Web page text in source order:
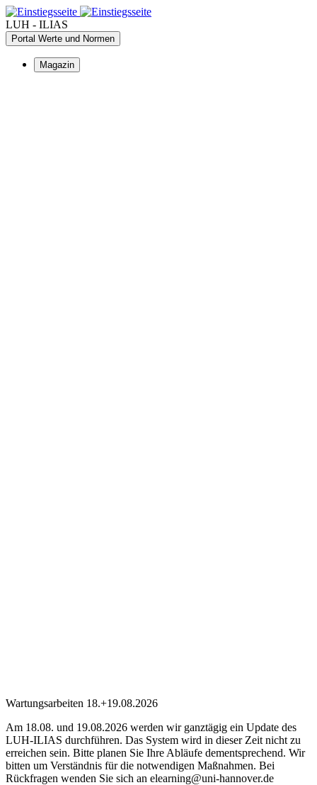
LUH - ILIAS
Portal Werte und Normen
Magazin
Wartungsarbeiten 18.+19.08.2026
Am 18.08. und 19.08.2026 werden wir ganztägig ein Update des
LUH-ILIAS durchführen. Das System wird in dieser Zeit nicht zu
erreichen sein. Bitte planen Sie Ihre Abläufe dementsprechend. Wir
bitten um Verständnis für die notwendigen Maßnahmen. Bei
Rückfragen wenden Sie sich an elearning@uni-hannover.de